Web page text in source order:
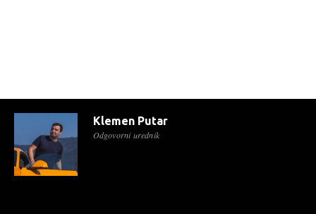
Klemen Putar
Odgovorni urednik